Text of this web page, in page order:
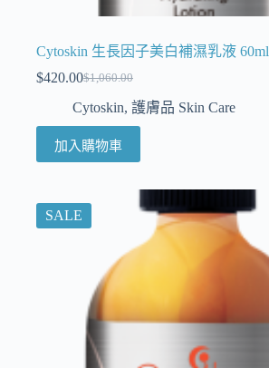
Cytoskin 生長因子美白補濕乳液 60ml
$1,060.00
$420.00
Cytoskin, 護膚品 Skin Care
加入購物車
SALE